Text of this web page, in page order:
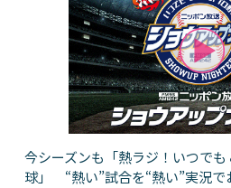
今シーズンも「熱ラジ！いつで
球」 “熱い”試合を“熱い”実況で